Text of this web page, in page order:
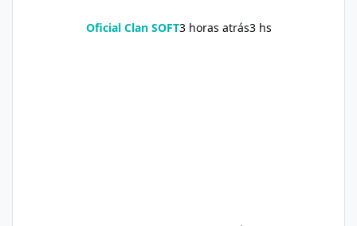
Oficial Clan SOFT3 horas atrás3 hs